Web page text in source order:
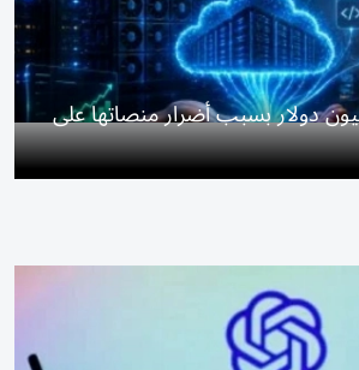
ميتا 567 مليون دولار بسبب أضرار منصاتها على